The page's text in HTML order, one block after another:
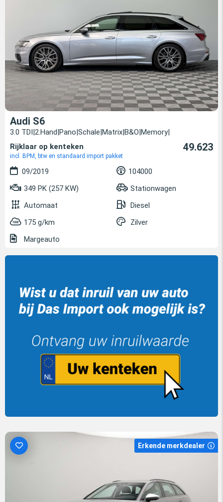
Audi S6
3.0 TDI|2.Hand|Pano|Schale|Matrix|B&O|Memory|
Rijklaar op kenteken
incl. BPM, btw en standaard import pakket
49.623
09/2019
104000
349 PK (257 KW)
Stationwagen
Automaat
Diesel
175 g/km
Zilver
Margeauto
Erkende merkdealer